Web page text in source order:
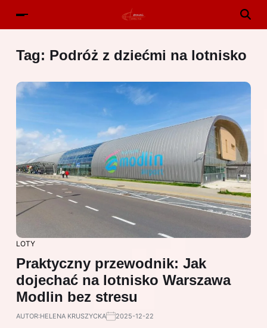
Tag: Podróż z dziećmi na lotnisko
LOTY
Praktyczny przewodnik: Jak
dojechać na lotnisko Warszawa
Modlin bez stresu
AUTOR:HELENA KRUSZYCKA 2025-12-22